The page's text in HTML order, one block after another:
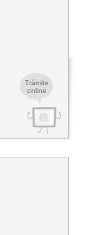
Trámite
online